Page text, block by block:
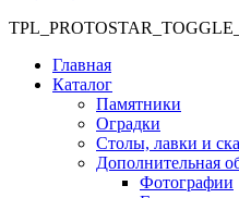
Главная
Каталог
Памятники
Оградки
Столы, лавки и
Дополнительная
Фотографии